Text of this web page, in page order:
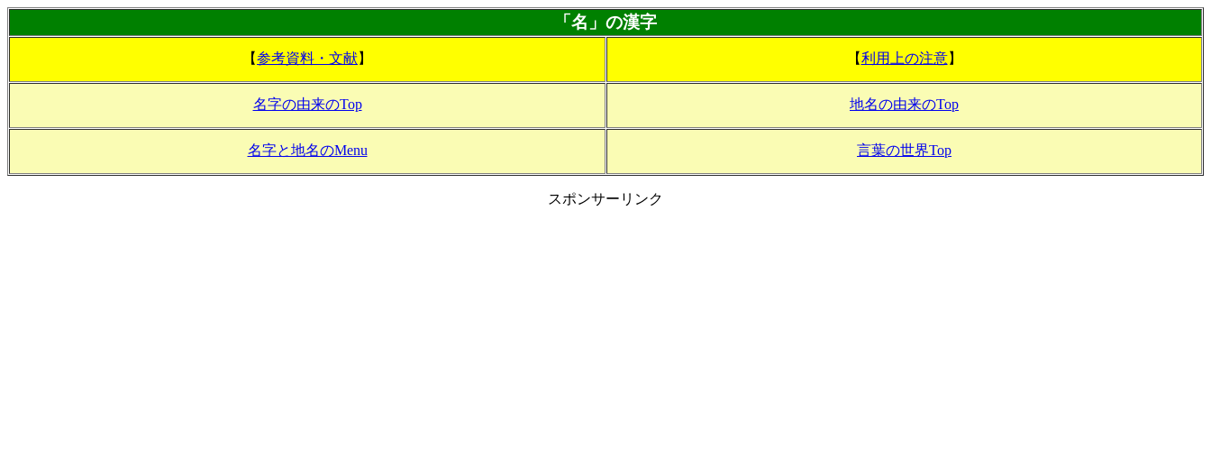
「名」の漢字
【参考資料・文献】 【利用上の注意】
名字の由来のTop 地名の由来のTop
名字と地名のMenu 言葉の世界Top
スポンサーリンク